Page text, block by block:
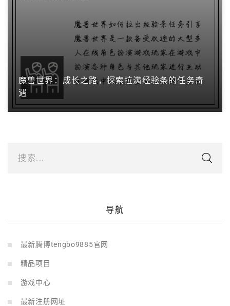
魔兽世界：成长之路，探索拉满经验条的任务奇
遇
搜索...
导航
最新腾博tengbo9885官网
精品项目
游戏中心
最新注册网址